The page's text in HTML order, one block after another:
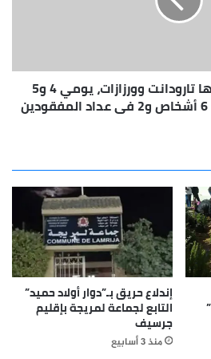
الفيضانات التي عرفتها تارودانت وورزازات، يومي 4 و5
إندلاع حريق بـ”دوار أولاد حميد”
التابع لجماعة لمريجة بإقليم
جرسيف
منذ 3 أسابيع